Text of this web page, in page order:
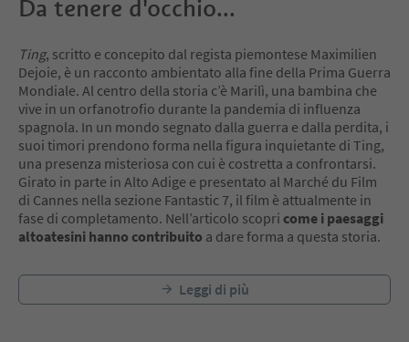
Da tenere d'occhio...
Ting, scritto e concepito dal regista piemontese Maximilien
Dejoie, è un racconto ambientato alla fine della Prima Guerra
Mondiale. Al centro della storia c’è Marilì, una bambina che
vive in un orfanotrofio durante la pandemia di influenza
spagnola. In un mondo segnato dalla guerra e dalla perdita, i
suoi timori prendono forma nella figura inquietante di Ting,
una presenza misteriosa con cui è costretta a confrontarsi.
Girato in parte in Alto Adige e presentato al Marché du Film
di Cannes nella sezione Fantastic 7, il film è attualmente in
fase di completamento. Nell’articolo scopri come i paesaggi
altoatesini hanno contribuito a dare forma a questa storia.
Leggi di più